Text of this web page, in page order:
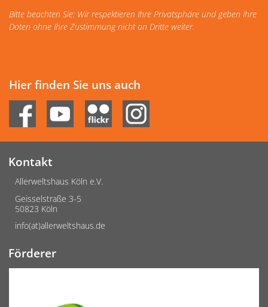
Bitte beachten Sie: Wir respektieren Ihre Privatsphäre und geben Ihre
Daten ohne Ihre Zustimmung nicht an Dritte weiter.
Hier finden Sie uns auch
Kontakt
Allerweltshaus Köln e.V.
Geisselstraße 3-5
50823 Köln
info(at)allerweltshaus.de
Förderer